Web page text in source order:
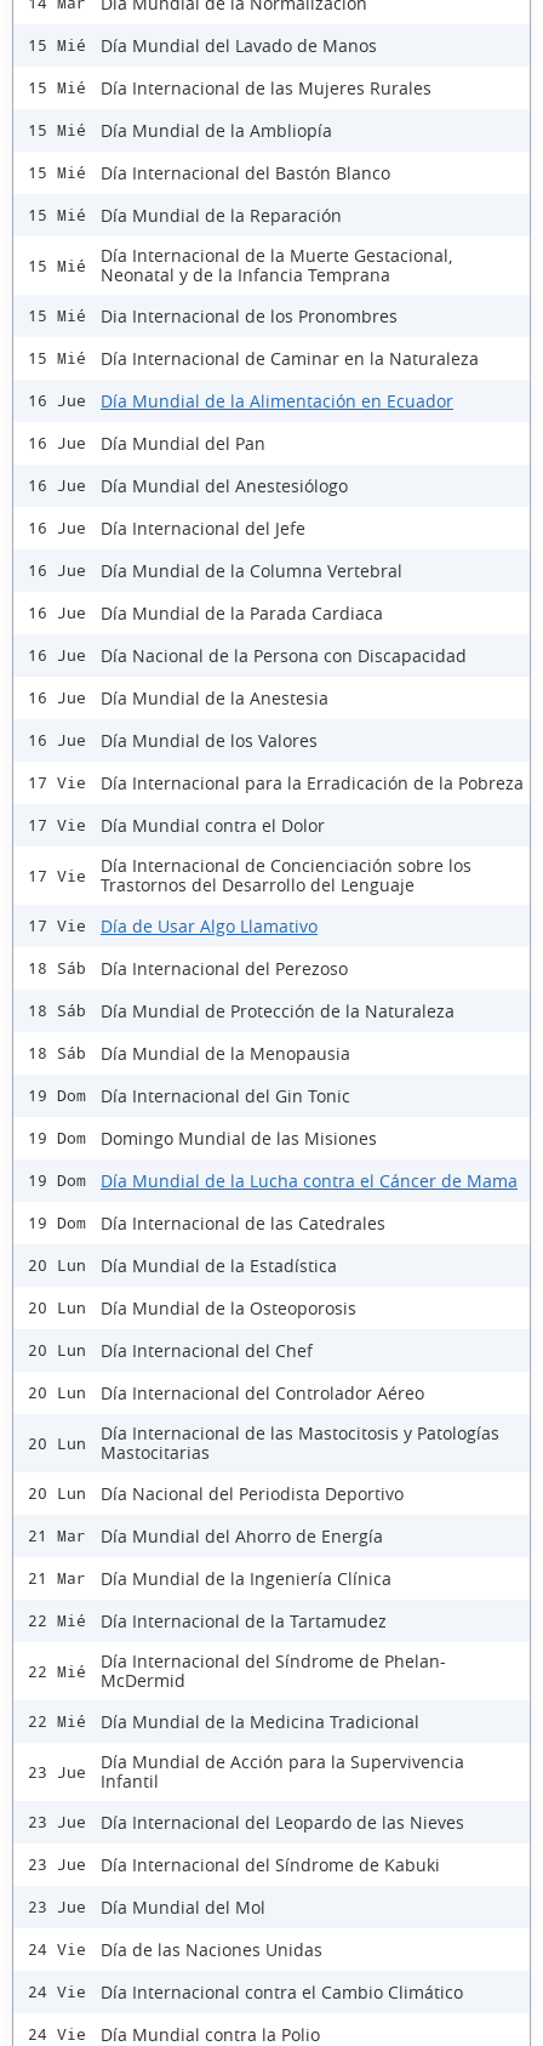
15 Mié Día Mundial del Lavado de Manos
15 Mié Día Internacional de las Mujeres Rurales
15 Mié Día Mundial de la Ambliopía
15 Mié Día Internacional del Bastón Blanco
15 Mié Día Mundial de la Reparación
15 Mié
Día Internacional de la Muerte Gestacional,
Neonatal y de la Infancia Temprana
15 Mié Dia Internacional de los Pronombres
15 Mié Día Internacional de Caminar en la Naturaleza
16 Jue Día Mundial de la Alimentación en Ecuador
16 Jue Día Mundial del Pan
16 Jue Día Mundial del Anestesiólogo
16 Jue Día Internacional del Jefe
16 Jue Día Mundial de la Columna Vertebral
16 Jue Día Mundial de la Parada Cardiaca
16 Jue Día Nacional de la Persona con Discapacidad
16 Jue Día Mundial de la Anestesia
16 Jue Día Mundial de los Valores
17 Vie Día Internacional para la Erradicación de la Pobreza
17 Vie Día Mundial contra el Dolor
17 Vie
Día Internacional de Concienciación sobre los
Trastornos del Desarrollo del Lenguaje
17 Vie Día de Usar Algo Llamativo
18 Sáb Día Internacional del Perezoso
18 Sáb Día Mundial de Protección de la Naturaleza
18 Sáb Día Mundial de la Menopausia
19 Dom Día Internacional del Gin Tonic
19 Dom Domingo Mundial de las Misiones
19 Dom Día Mundial de la Lucha contra el Cáncer de Mama
19 Dom Día Internacional de las Catedrales
20 Lun Día Mundial de la Estadística
20 Lun Día Mundial de la Osteoporosis
20 Lun Día Internacional del Chef
20 Lun Día Internacional del Controlador Aéreo
20 Lun
Día Internacional de las Mastocitosis y Patologías
Mastocitarias
20 Lun Día Nacional del Periodista Deportivo
21 Mar Día Mundial del Ahorro de Energía
21 Mar Día Mundial de la Ingeniería Clínica
22 Mié Día Internacional de la Tartamudez
22 Mié
Día Internacional del Síndrome de Phelan-
McDermid
22 Mié Día Mundial de la Medicina Tradicional
23 Jue
Día Mundial de Acción para la Supervivencia
Infantil
23 Jue Día Internacional del Leopardo de las Nieves
23 Jue Día Internacional del Síndrome de Kabuki
23 Jue Día Mundial del Mol
24 Vie Día de las Naciones Unidas
24 Vie Día Internacional contra el Cambio Climático
24 Vie Día Mundial contra la Polio